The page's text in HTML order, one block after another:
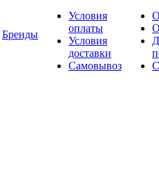
Бренды
Условия
оплаты
Условия
доставки
Самовывоз